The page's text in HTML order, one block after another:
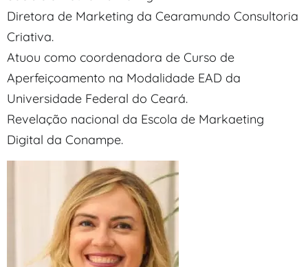
Diretora de Marketing da Cearamundo Consultoria
Criativa.
Atuou como coordenadora de Curso de
Aperfeiçoamento na Modalidade EAD da
Universidade Federal do Ceará.
Revelação nacional da Escola de Markaeting
Digital da Conampe.